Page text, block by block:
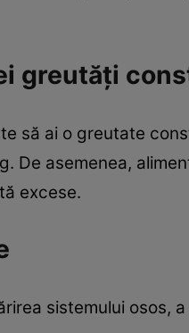
greutăţi
să ai o greutate
De asemenea,
excese.
sistemului osos,